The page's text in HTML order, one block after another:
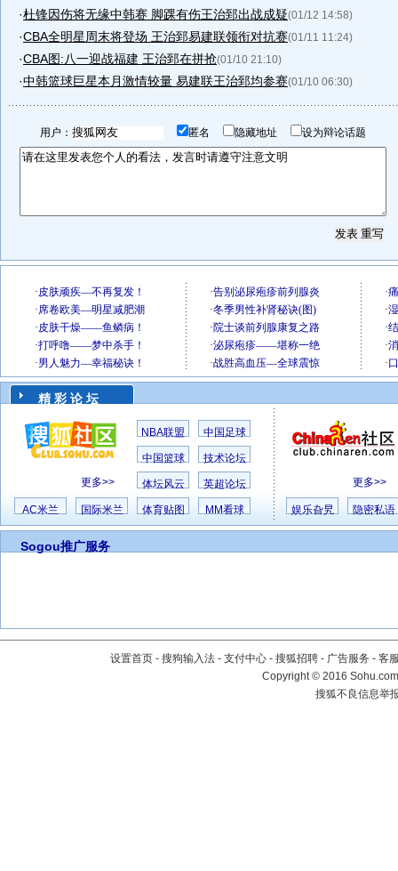
·杜锋因伤将无缘中韩赛 脚踝有伤王治郅出战成疑(01/12 14:58)
·CBA全明星周末将登场 王治郅易建联领衔对抗赛(01/11 11:24)
·CBA图:八一迎战福建 王治郅在拼抢(01/10 21:10)
·中韩篮球巨星本月激情较量 易建联王治郅均参赛(01/10 06:30)
用户： 匿名 隐藏地址 设为辩论话题
精 彩 论 坛
更多>>
NBA联盟 中国足球
中国篮球 技术论坛
体坛风云 英超论坛
AC米兰 国际米兰 体育贴图 MM看球
更多>>
娱乐旮旯 隐密私语
Sogou推广服务
设置首页 - 搜狗输入法 - 支付中心 - 搜狐招聘 - 广告服务 - 客
Copyright©2016
搜狐不良信息举